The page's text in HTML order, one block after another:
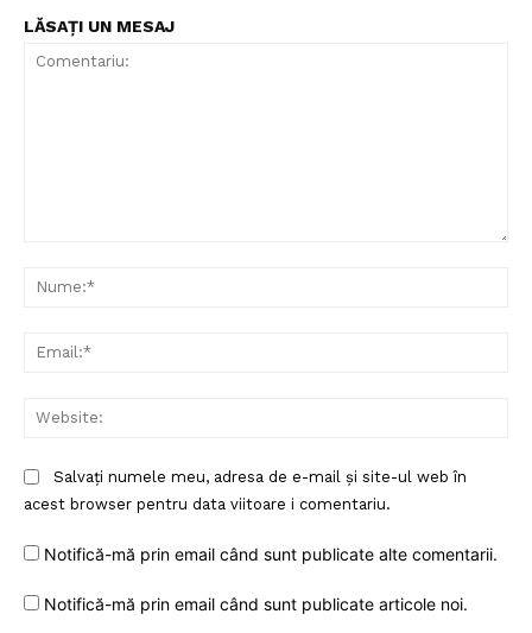
LĂSAȚI UN MESAJ
Salvați numele meu, adresa de e-mail și site-ul web în
acest browser pentru data viitoare i comentariu.
Notifică-mă prin email când sunt publicate alte comentarii.
Notifică-mă prin email când sunt publicate articole noi.